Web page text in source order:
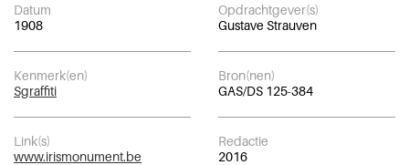
Datum
1908
Opdrachtgever(s)
Gustave Strauven
Kenmerk(en)
Sgraffiti
Bron(nen)
GAS/DS 125-384
Link(s)
www.irismonument.be
Redactie
2016